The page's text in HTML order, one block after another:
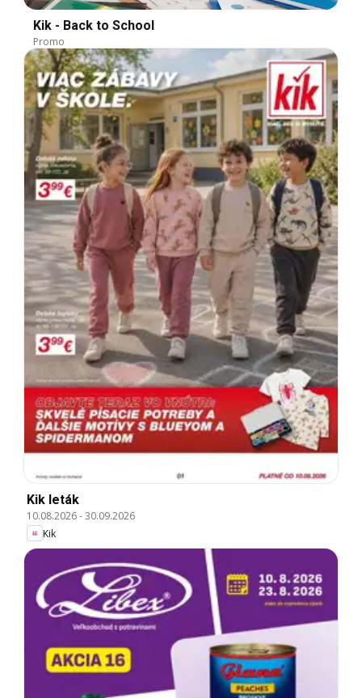
Kik - Back to School
Promo
Kik leták
10.08.2026-30.09.2026
Kik